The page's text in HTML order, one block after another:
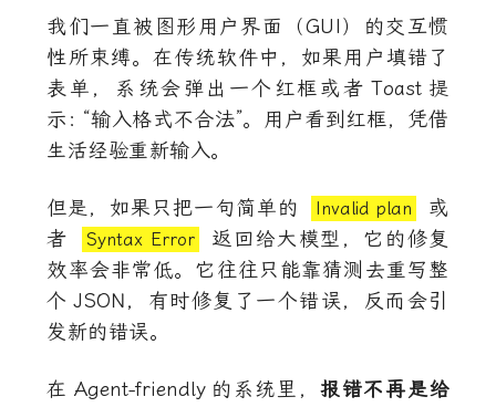
我们一直被图形用户界面（GUI）的交互惯
性所束缚。在传统软件中，如果用户填错了
表单，系统会弹出一个红框或者 Toast 提
示 ：“输入格式不合法”。用户看到红框，凭借
生活经验重新输入。
但是，如果只把一句简单的 Invalid plan
或
者
Syntax Error
返回给大模型，它的修复
效率会非常低。它往往只能靠猜测去重写整
个 JSON，有时修复了一个错误，反而会引
发新的错误。
在 Agent-friendly 的系统里，报错不再是给